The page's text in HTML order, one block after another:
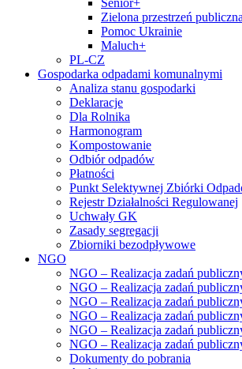
Senior+
Zielona przestrzeń publiczna
Pomoc Ukrainie
Maluch+
PL-CZ
Gospodarka odpadami komunalnymi
Analiza stanu gospodarki
Deklaracje
Dla Rolnika
Harmonogram
Kompostowanie
Odbiór odpadów
Płatności
Punkt Selektywnej Zbiórki
Rejestr Działalności Regulowanej
Uchwały GK
Zasady segregacji
Zbiorniki bezodpływowe
NGO
NGO – Realizacja zadań
NGO – Realizacja zadań
NGO – Realizacja zadań
NGO – Realizacja zadań
NGO – Realizacja zadań
NGO – Realizacja zadań
Dokumenty do pobrania